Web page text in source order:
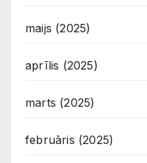
maijs (2025)
aprīlis (2025)
marts (2025)
februāris (2025)